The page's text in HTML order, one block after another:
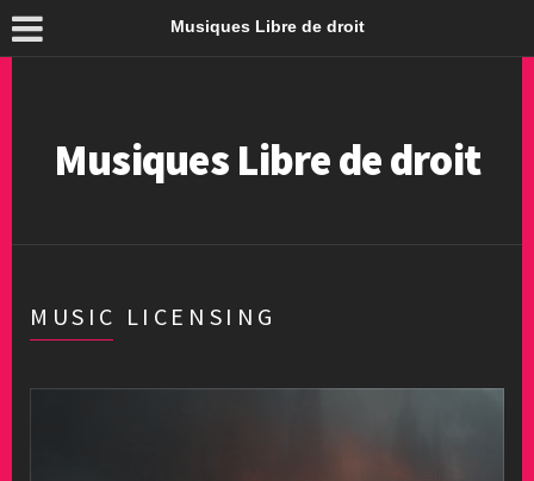
Musiques Libre de droit
Musiques Libre de droit
MUSIC LICENSING